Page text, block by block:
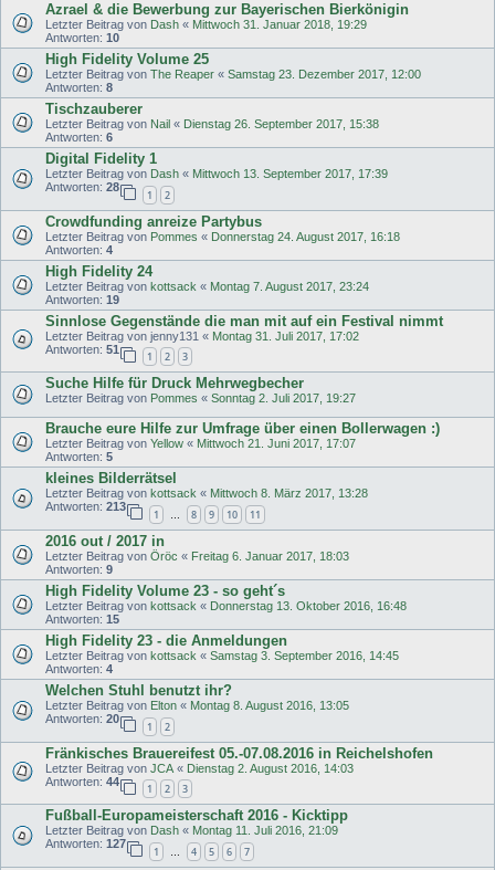
Azrael & die Bewerbung zur Bayerischen Bierkönigin
Letzter Beitrag von Dash « Mittwoch 31. Januar 2018, 19:29
Antworten: 10
High Fidelity Volume 25
Letzter Beitrag von The Reaper « Samstag 23. Dezember 2017, 12:00
Antworten: 8
Tischzauberer
Letzter Beitrag von Nail « Dienstag 26. September 2017, 15:38
Antworten: 6
Digital Fidelity 1
Letzter Beitrag von Dash « Mittwoch 13. September 2017, 17:39
Antworten: 28
1 2
Crowdfunding anreize Partybus
Letzter Beitrag von Pommes « Donnerstag 24. August 2017, 16:18
Antworten: 4
High Fidelity 24
Letzter Beitrag von kottsack « Montag 7. August 2017, 23:24
Antworten: 19
Sinnlose Gegenstände die man mit auf ein Festival nimmt
Letzter Beitrag von jenny131 « Montag 31. Juli 2017, 17:02
Antworten: 51
1 2 3
Suche Hilfe für Druck Mehrwegbecher
Letzter Beitrag von Pommes « Sonntag 2. Juli 2017, 19:27
Brauche eure Hilfe zur Umfrage über einen Bollerwagen :)
Letzter Beitrag von Yellow « Mittwoch 21. Juni 2017, 17:07
Antworten: 5
kleines Bilderrätsel
Letzter Beitrag von kottsack « Mittwoch 8. März 2017, 13:28
Antworten: 213
1 … 8 9 10 11
2016 out / 2017 in
Letzter Beitrag von Öröc « Freitag 6. Januar 2017, 18:03
Antworten: 9
High Fidelity Volume 23 - so geht´s
Letzter Beitrag von kottsack « Donnerstag 13. Oktober 2016, 16:48
Antworten: 15
High Fidelity 23 - die Anmeldungen
Letzter Beitrag von kottsack « Samstag 3. September 2016, 14:45
Antworten: 4
Welchen Stuhl benutzt ihr?
Letzter Beitrag von Elton « Montag 8. August 2016, 13:05
Antworten: 20
1 2
Fränkisches Brauereifest 05.-07.08.2016 in Reichelshofen
Letzter Beitrag von JCA « Dienstag 2. August 2016, 14:03
Antworten: 44
1 2 3
Fußball-Europameisterschaft 2016 - Kicktipp
Letzter Beitrag von Dash « Montag 11. Juli 2016, 21:09
Antworten: 127
1 … 4 5 6 7